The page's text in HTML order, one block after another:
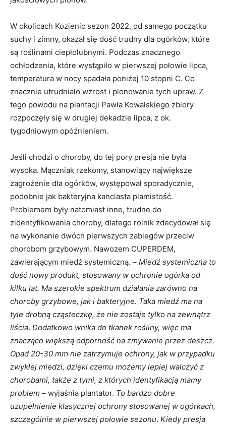
W okolicach Kozienic sezon 2022, od samego początku
suchy i zimny, okazał się dość trudny dla ogórków, które
są roślinami ciepłolubnymi. Podczas znacznego
ochłodzenia, które wystąpiło w pierwszej połowie lipca,
temperatura w nocy spadała poniżej 10 stopni C. Co
znacznie utrudniało wzrost i plonowanie tych upraw. Z
tego powodu na plantacji Pawła Kowalskiego zbiory
rozpoczęły się w drugiej dekadzie lipca, z ok.
tygodniowym opóźnieniem.
Jeśli chodzi o choroby, do tej pory presja nie była
wysoka. Mączniak rzekomy, stanowiący największe
zagrożenie dla ogórków, występował sporadycznie,
podobnie jak bakteryjna kanciasta plamistość.
Problemem były natomiast inne, trudne do
zidentyfikowania choroby, dlatego rolnik zdecydował się
na wykonanie dwóch pierwszych zabiegów przeciw
chorobom grzybowym. Nawozem CUPERDEM,
zawierającym miedź systemiczną. – Miedź systemiczna to
dość nowy produkt, stosowany w ochronie ogórka od
kilku lat. Ma szerokie spektrum działania zarówno na
choroby grzybowe, jak i bakteryjne. Taka miedź ma na
tyle drobną cząsteczkę, że nie zostaje tylko na zewnątrz
liścia. Dodatkowo wnika do tkanek rośliny, więc ma
znacząco większą odporność na zmywanie przez deszcz.
Opad 20-30 mm nie zatrzymuje ochrony, jak w przypadku
zwykłej miedzi, dzięki czemu możemy lepiej walczyć z
chorobami, także z tymi, z których identyfikacją mamy
problem – wyjaśnia plantator. To bardzo dobre
uzupełnienie klasycznej ochrony stosowanej w ogórkach,
szczególnie w pierwszej połowie sezonu. Kiedy presja